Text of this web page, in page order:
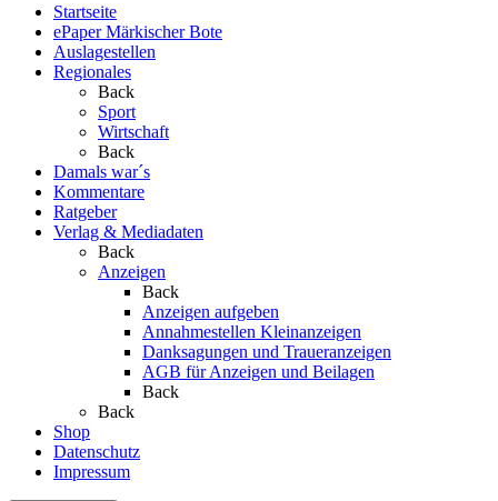
Startseite
ePaper Märkischer Bote
Auslagestellen
Regionales
Back
Sport
Wirtschaft
Back
Damals war´s
Kommentare
Ratgeber
Verlag & Mediadaten
Back
Anzeigen
Back
Anzeigen aufgeben
Annahmestellen Kleinanzeigen
Danksagungen und Traueranzeigen
AGB für Anzeigen und Beilagen
Back
Back
Shop
Datenschutz
Impressum